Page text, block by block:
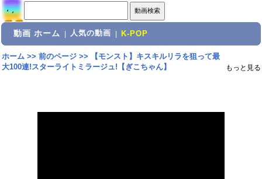
動画 ホーム 人気の動画 K-POP
ホーム>> 前のページ>>
【モンスト】キスキルリラを狙って最
大100連!スターライトミラージュ!【ぎこちゃん】
もっと見る